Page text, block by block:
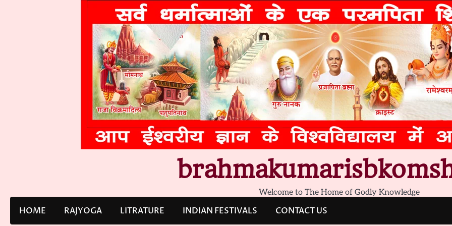
Welcome to The Home of Godly Knowledge
HOME RAJYOGA LITRATURE INDIAN FESTIVALS CONTACT US